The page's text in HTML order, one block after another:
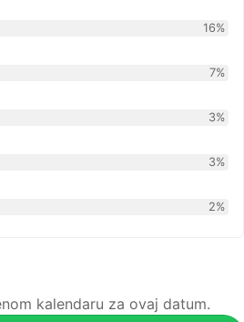
16%
7%
3%
3%
2%
kalendaru za ovaj datum.